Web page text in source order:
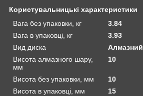
Користувальницькі характеристики
Вага без упаковки, кг
3.84
Вага в упаковці, кг
3.93
Вид диска
Алмазний
Висота алмазного шару,
мм
10
Висота без упаковки, мм
10
Висота в упаковці, мм
15